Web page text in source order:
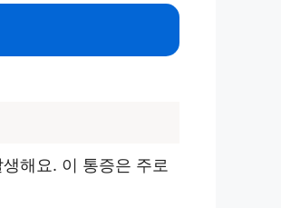
해요. 이 통증은 주로